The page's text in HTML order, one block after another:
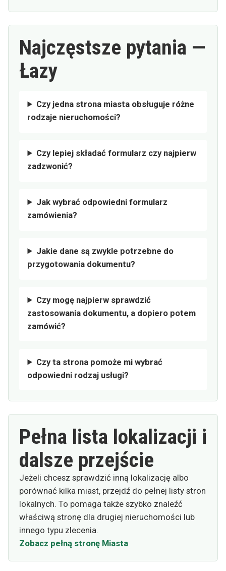
Najczęstsze pytania —
Łazy
Czy jedna strona miasta obsługuje różne
rodzaje nieruchomości?
Czy lepiej składać formularz czy najpierw
zadzwonić?
Jak wybrać odpowiedni formularz
zamówienia?
Jakie dane są zwykle potrzebne do
przygotowania dokumentu?
Czy mogę najpierw sprawdzić
zastosowania dokumentu, a dopiero potem
zamówić?
Czy ta strona pomoże mi wybrać
odpowiedni rodzaj usługi?
Pełna lista lokalizacji i
dalsze przejście
Jeżeli chcesz sprawdzić inną lokalizację albo
porównać kilka miast, przejdź do pełnej listy stron
lokalnych. To pomaga także szybko znaleźć
właściwą stronę dla drugiej nieruchomości lub
innego typu zlecenia.
Zobacz pełną stronę Miasta